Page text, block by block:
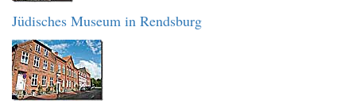
Jüdisches Museum in Rendsburg